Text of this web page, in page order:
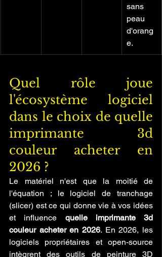
sans
peau
d'orang
e.
Quel rôle joue
l'écosystème logiciel
dans le choix de quelle
imprimante 3d
couleur acheter en
2026 ?
Le matériel n'est que la moitié de
l'équation ; le logiciel de tranchage
(slicer) est ce qui donne vie à vos idées
et influence quelle imprimante 3d
couleur acheter en 2026. En 2026, les
logiciels propriétaires et open-source
intègrent des outils de peinture 3D